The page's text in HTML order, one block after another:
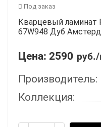
Под заказ
Кварцевый ламинат
67W948 Дуб
Цена: 2590
Производитель:
Коллекция: